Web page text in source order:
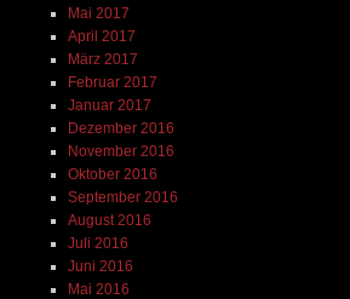
Mai 2017
April 2017
März 2017
Februar 2017
Januar 2017
Dezember 2016
November 2016
Oktober 2016
September 2016
August 2016
Juli 2016
Juni 2016
Mai 2016